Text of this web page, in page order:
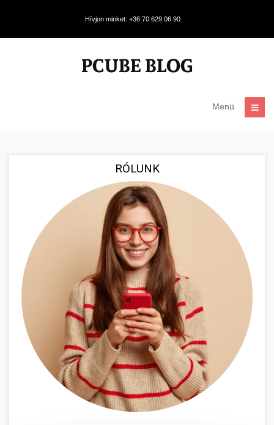
Hívjon minket: +36 70 629 06 90
Menü
RÓLUNK